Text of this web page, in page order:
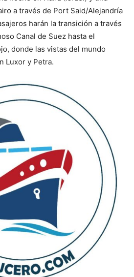
a través de Port Said/Alejandría
harán la transición a través
Canal de Suez hasta el
donde las vistas del mundo
Luxor y Petra.